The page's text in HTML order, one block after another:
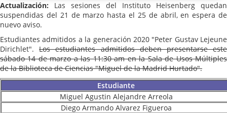
Actualización: Las sesiones del Instituto Heisenberg quedan
suspendidas del 21 de marzo hasta el 25 de abril, en espera de
nuevo aviso.
Estudiantes admitidos a la generación 2020 "Peter Gustav Lejeune
Dirichlet".Los estudiantes admitidos deben presentarse este
sábado 14 de marzo a las 11:30 am en la Sala de Usos Múltiples
de la Biblioteca de Ciencias "Miguel de la Madrid Hurtado".
Estudiante
Miguel Agustin Alejandre Arreola
Diego Armando Alvarez Figueroa